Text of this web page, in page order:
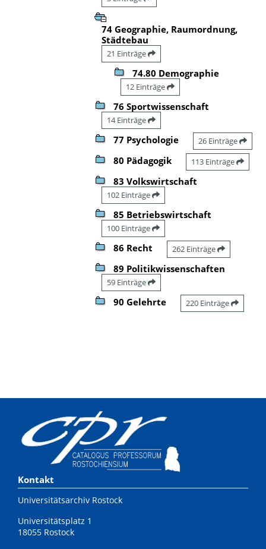
74 Geographie, Raumordnung,
Städtebau
21 Einträge
74.80 Demographie
12 Einträge
76 Sportwissenschaft
14 Einträge
77 Psychologie 26 Einträge
80 Pädagogik 113 Einträge
83 Volkswirtschaft
102 Einträge
85 Betriebswirtschaft
100 Einträge
86 Recht 262 Einträge
89 Politikwissenschaften
59 Einträge
90 Gelehrte 220 Einträge
Kontakt
Universitätsarchiv Rostock
Universitätsplatz 1
18055 Rostock